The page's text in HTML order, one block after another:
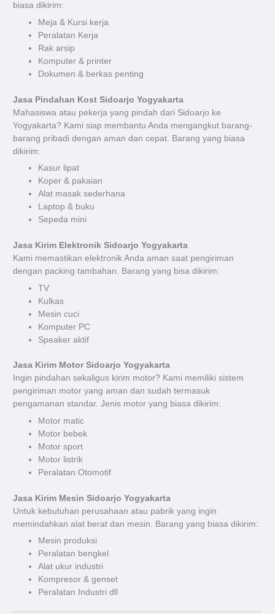
biasa dikirim:
Meja & Kursi kerja
Peralatan Kerja
Rak arsip
Komputer & printer
Dokumen & berkas penting
Jasa Pindahan Kost Sidoarjo Yogyakarta
Mahasiswa atau pekerja yang pindah dari Sidoarjo ke
Yogyakarta? Kami siap membantu Anda mengangkut barang-
barang pribadi dengan aman dan cepat. Barang yang biasa
dikirim:
Kasur lipat
Koper & pakaian
Alat masak sederhana
Laptop & buku
Sepeda mini
Jasa Kirim Elektronik Sidoarjo Yogyakarta
Kami memastikan elektronik Anda aman saat pengiriman
dengan packing tambahan. Barang yang bisa dikirim:
TV
Kulkas
Mesin cuci
Komputer PC
Speaker aktif
Jasa Kirim Motor Sidoarjo Yogyakarta
Ingin pindahan sekaligus kirim motor? Kami memiliki sistem
pengiriman motor yang aman dan sudah termasuk
pengamanan standar. Jenis motor yang biasa dikirim:
Motor matic
Motor bebek
Motor sport
Motor listrik
Peralatan Otomotif
Jasa Kirim Mesin Sidoarjo Yogyakarta
Untuk kebutuhan perusahaan atau pabrik yang ingin
memindahkan alat berat dan mesin. Barang yang biasa dikirim:
Mesin produksi
Peralatan bengkel
Alat ukur industri
Kompresor & genset
Peralatan Industri dll